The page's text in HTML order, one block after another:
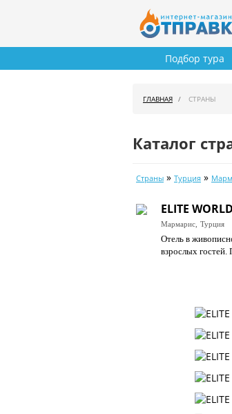
Подбор тура
ГЛАВНАЯ СТРАНЫ
Каталог
Страны » Турция »
ELITE
Мармарис, Турция
Отель в
взрослых